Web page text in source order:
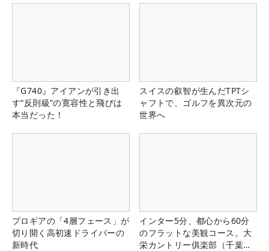
『G740』アイアンが引き出
す“反則級”の寛容性と飛びは
本当だった！
スイスの叡智が生んだTPTシ
ャフトで、ゴルフを異次元の
世界へ
プロギアの「4層フェース」が
切り開く高初速ドライバーの
新時代
インター5分、都心から60分
のフラットな美観コース。大
栄カントリー俱楽部（千葉